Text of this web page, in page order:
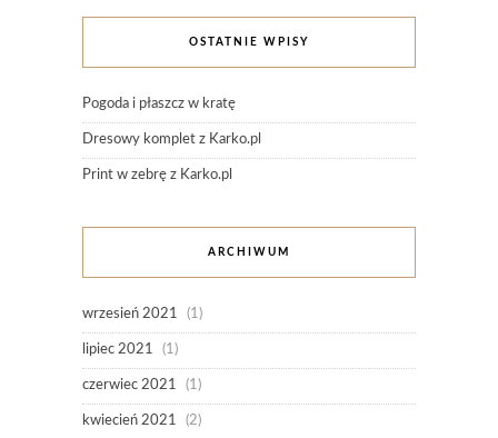
OSTATNIE WPISY
Pogoda i płaszcz w kratę
Dresowy komplet z Karko.pl
Print w zebrę z Karko.pl
ARCHIWUM
wrzesień 2021 (1)
lipiec 2021 (1)
czerwiec 2021 (1)
kwiecień 2021 (2)